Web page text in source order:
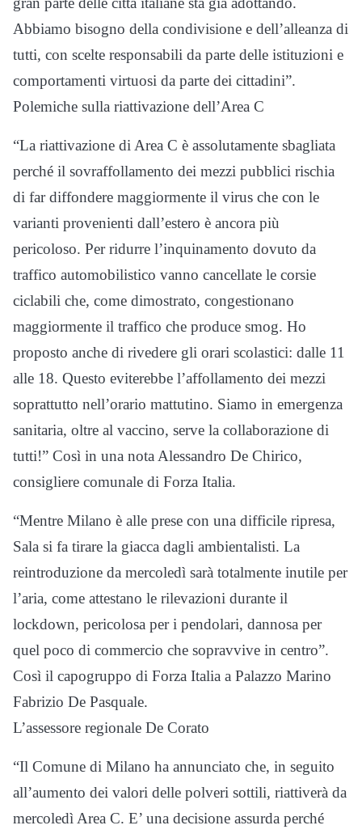
Abbiamo bisogno della condivisione e dell’alleanza di
tutti, con scelte responsabili da parte delle istituzioni e
comportamenti virtuosi da parte dei cittadini”.
Polemiche sulla riattivazione dell’Area C
“La riattivazione di Area C è assolutamente sbagliata
perché il sovraffollamento dei mezzi pubblici rischia
di far diffondere maggiormente il virus che con le
varianti provenienti dall’estero è ancora più
pericoloso. Per ridurre l’inquinamento dovuto da
traffico automobilistico vanno cancellate le corsie
ciclabili che, come dimostrato, congestionano
maggiormente il traffico che produce smog. Ho
proposto anche di rivedere gli orari scolastici: dalle 11
alle 18. Questo eviterebbe l’affollamento dei mezzi
soprattutto nell’orario mattutino. Siamo in emergenza
sanitaria, oltre al vaccino, serve la collaborazione di
tutti!” Così in una nota Alessandro De Chirico,
consigliere comunale di Forza Italia.
“Mentre Milano è alle prese con una difficile ripresa,
Sala si fa tirare la giacca dagli ambientalisti. La
reintroduzione da mercoledì sarà totalmente inutile per
l’aria, come attestano le rilevazioni durante il
lockdown, pericolosa per i pendolari, dannosa per
quel poco di commercio che sopravvive in centro”.
Così il capogruppo di Forza Italia a Palazzo Marino
Fabrizio De Pasquale.
L’assessore regionale De Corato
“Il Comune di Milano ha annunciato che, in seguito
all’aumento dei valori delle polveri sottili, riattiverà da
mercoledì Area C. E’ una decisione assurda perché